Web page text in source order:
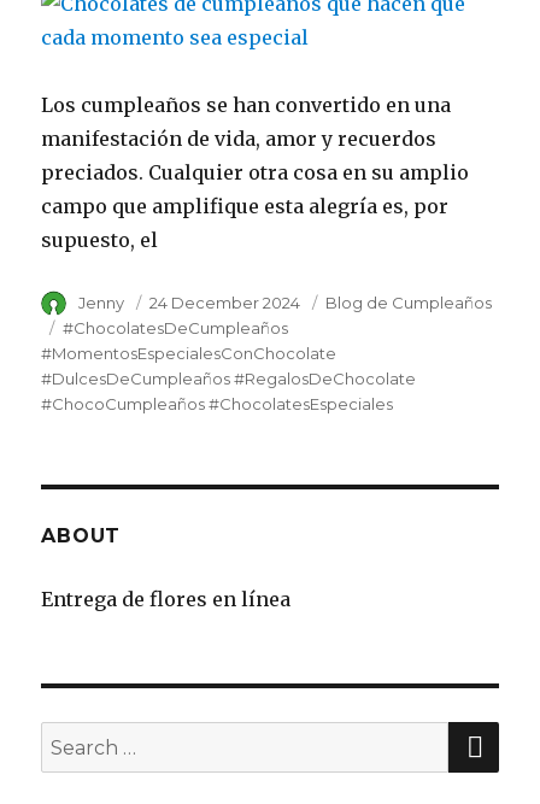
Los cumpleaños se han convertido en una
manifestación de vida, amor y recuerdos
preciados. Cualquier otra cosa en su amplio
campo que amplifique esta alegría es, por
supuesto, el
Author
Jenny
Posted
on
24 December 2024 Category
Blog de Cumpleaños
Tags
#ChocolatesDeCumpleaños
#MomentosEspecialesConChocolate
#DulcesDeCumpleaños #RegalosDeChocolate
#ChocoCumpleaños #ChocolatesEspeciales
ABOUT
Entrega de flores en línea
Search
for: